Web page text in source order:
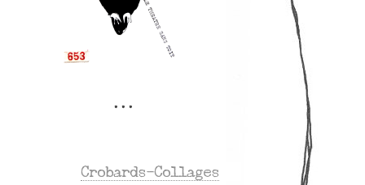
Crobards-Collages